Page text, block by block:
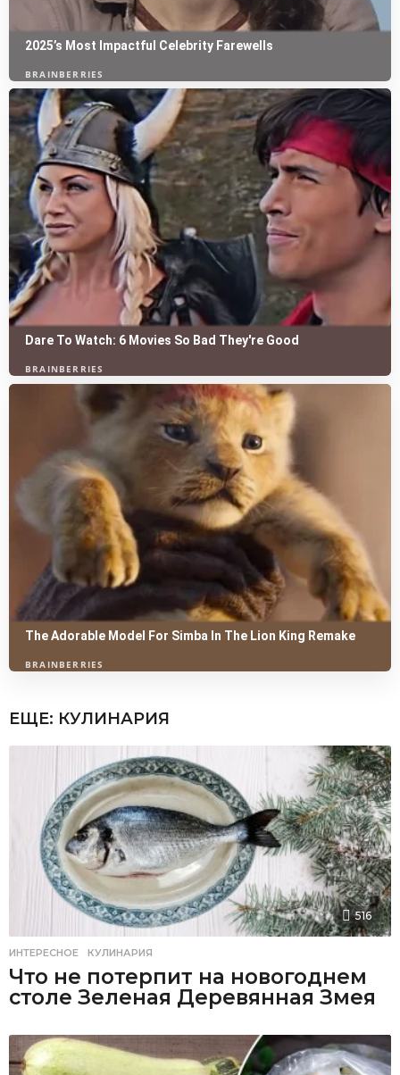
ЕЩЕ: КУЛИНАРИЯ
516
ИНТЕРЕСНОЕ ,КУЛИНАРИЯ
Что не потерпит на новогоднем
столе Зеленая Деревянная Змея